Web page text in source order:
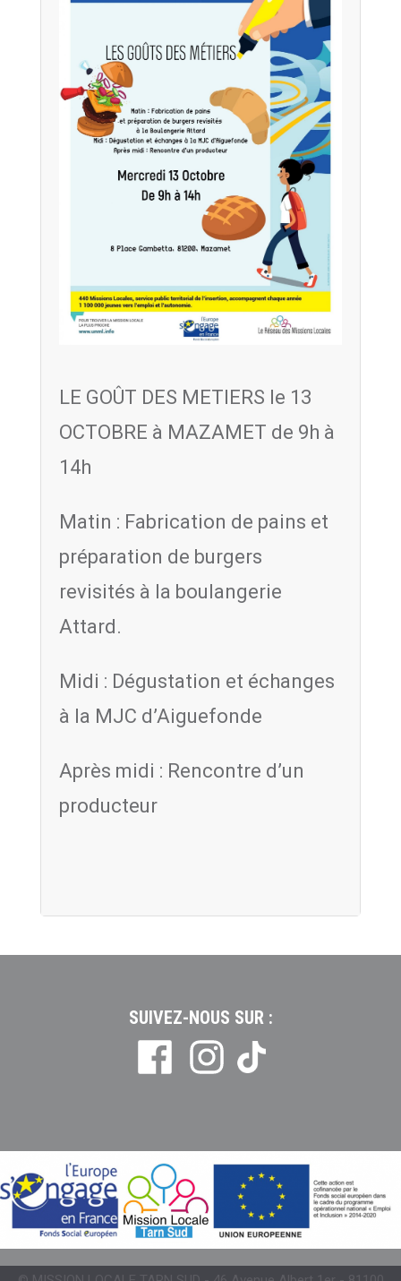
LE GOÛT DES METIERS le 13
OCTOBRE à MAZAMET de 9h à
14h
Matin : Fabrication de pains et
préparation de burgers
revisités à la boulangerie
Attard.
Midi : Dégustation et échanges
à la MJC d’Aiguefonde
Après midi : Rencontre d’un
producteur
SUIVEZ-NOUS SUR :
Tiktok